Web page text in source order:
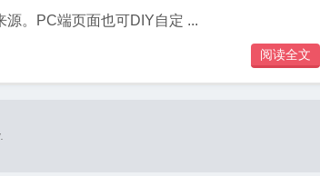
。PC端页面也可DIY自定 ...
阅读全文
.